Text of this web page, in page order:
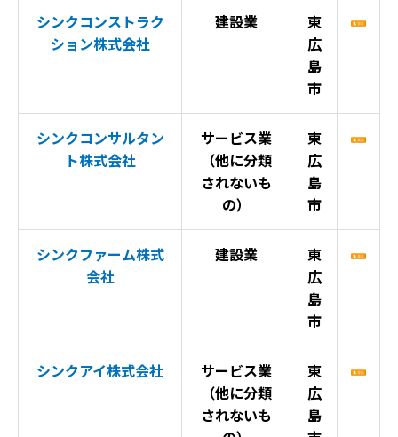
シンクコンストラク
ション株式会社
建設業
東
広
島
市
シンクコンサルタン
ト株式会社
サービス業
（他に分類
されないも
の）
東
広
島
市
シンクファーム株式
会社
建設業
東
広
島
市
シンクアイ株式会社
サービス業
（他に分類
されないも
東
広
島